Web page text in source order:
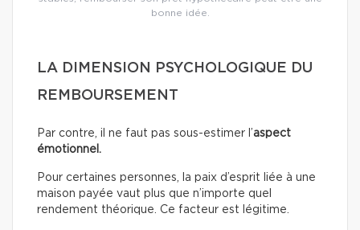
bonne idée.
LA DIMENSION PSYCHOLOGIQUE DU
REMBOURSEMENT
Par contre, il ne faut pas sous-estimer l’aspect
émotionnel.
Pour certaines personnes, la paix d’esprit liée à une
maison payée vaut plus que n’importe quel
rendement théorique. Ce facteur est légitime.